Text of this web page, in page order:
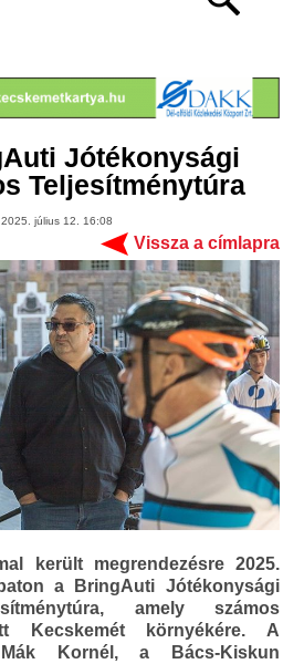
Jótékonysági
Teljesítménytúra
2025. július 12. 16:08
Vissza a címlapra
került megrendezésre 2025.
a BringAuti Jótékonysági
amely számos
Kecskemét környékére. A
Kornél, a Bács-Kiskun